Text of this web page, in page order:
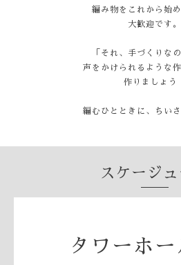
編み物をこれから始
大歓迎です。
「それ、手づくりな
声をかけられるような
作りましょう
編むひとときに、ちい
スケージ
タワーホ